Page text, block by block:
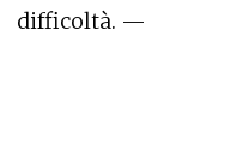
difficoltà. —